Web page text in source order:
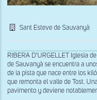
Sant Esteve de Sauvanyà
RIBERA D’URGELLET Iglesia
de Sauvanyà se encuentra a
de la pista que nace entre los
que remonta el valle de Tost.
pavimento y deviene